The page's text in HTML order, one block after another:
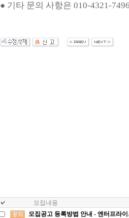
● 기타 문의 사항은 010-4321-
모집내용
모집공고 등록방법 안내 - 엔터프라